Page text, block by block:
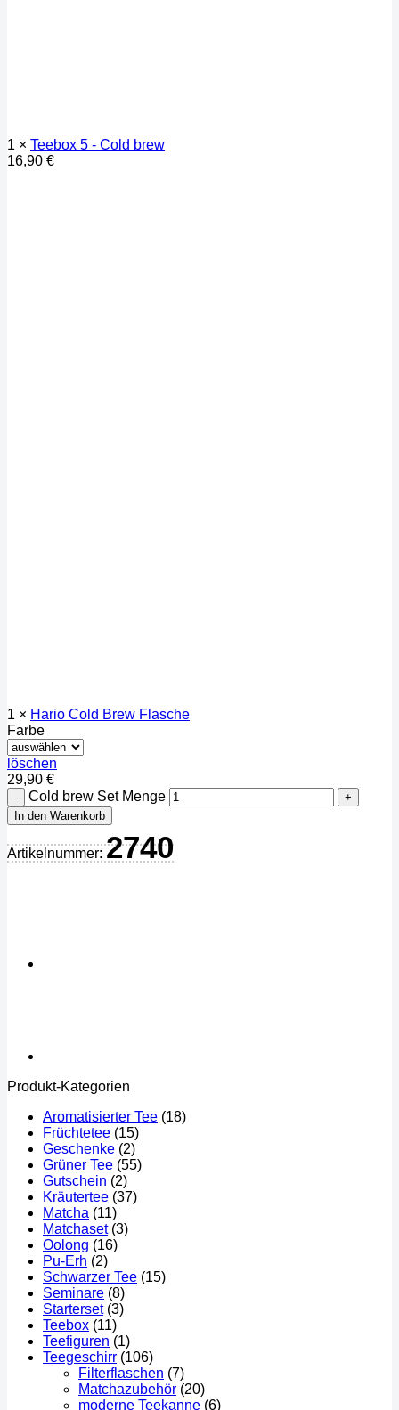
1 × Teebox 5 - Cold brew
16,90 €
1 × Hario Cold Brew Flasche
Farbe
löschen
29,90 €
Cold brew Set Menge
In den Warenkorb
Artikelnummer: 2740
Produkt-Kategorien
Aromatisierter Tee (18)
Früchtetee (15)
Geschenke (2)
Grüner Tee (55)
Gutschein (2)
Kräutertee (37)
Matcha (11)
Matchaset (3)
Oolong (16)
Pu-Erh (2)
Schwarzer Tee (15)
Seminare (8)
Starterset (3)
Teebox (11)
Teefiguren (1)
Teegeschirr (106)
Filterflaschen (7)
Matchazubehör (20)
moderne Teekanne (6)